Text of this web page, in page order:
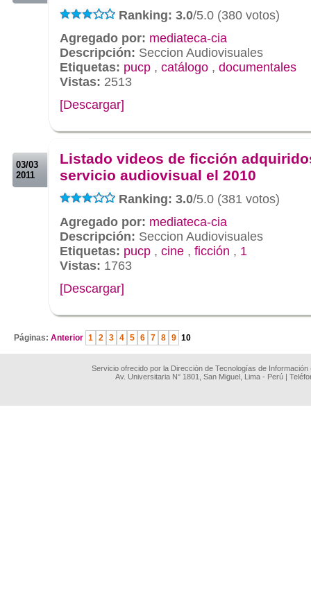
Ranking: 3.0/5.0 (380 votos)
Agregado por: mediateca-cia
Descripción: Seccion Audiovisuales
Etiquetas: pucp , catálogo , documentales
Vistas: 2513
[Descargar]
03/03
2011
Listado videos de ficción
servicio audiovisual el 2010
Ranking: 3.0/5.0 (381 votos)
Agregado por: mediateca-cia
Descripción: Seccion Audiovisuales
Etiquetas: pucp , cine , ficción , 1
Vistas: 1763
[Descargar]
Páginas: Anterior 1 2 3 4 5 6 7 8 9 10
Servicio ofrecido por la Dirección de Tecnologías de
Av. Universitaria N° 1801, San Miguel, Lima - Perú |